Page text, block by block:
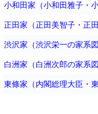
小和田家（小和田雅子・
正田家（正田美智子・正
渋沢家（渋沢栄一の家系図
白洲家（白洲次郎の家系図
東條家（内閣総理大臣・